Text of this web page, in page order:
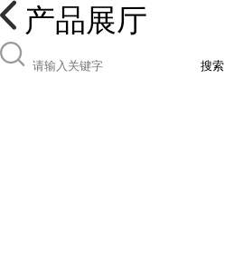
产品展厅
搜索